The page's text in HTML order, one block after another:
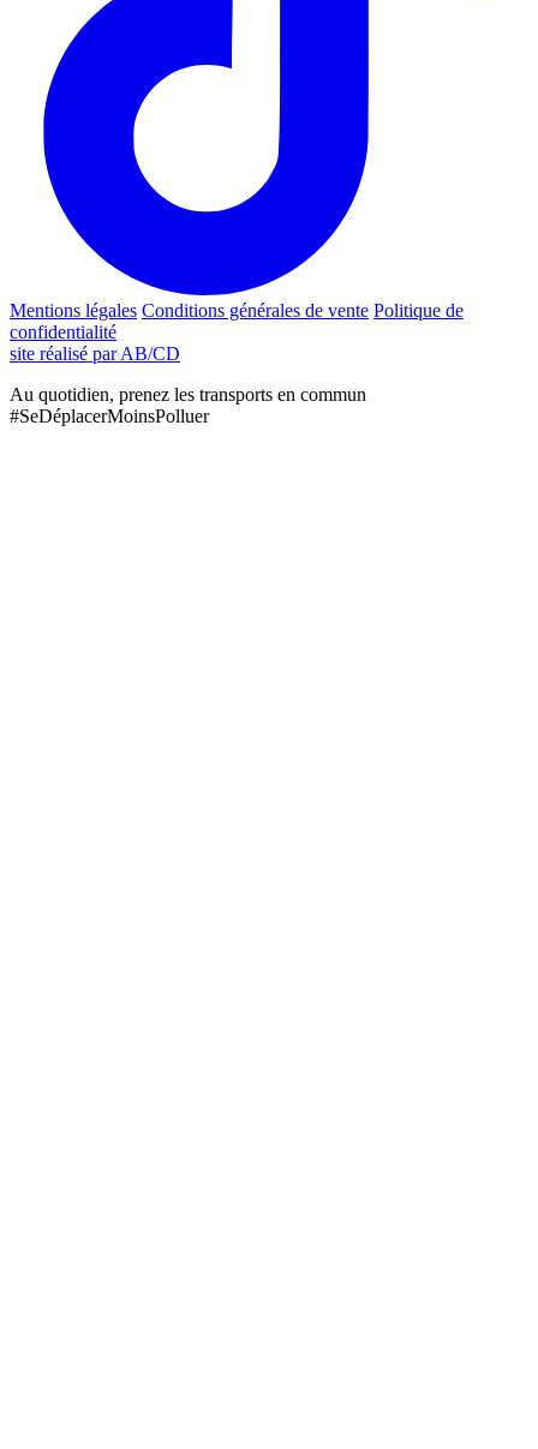
Mentions légales Conditions générales de vente Politique de
confidentialité
site réalisé par AB/CD
Au quotidien, prenez les transports en commun
#SeDéplacerMoinsPolluer